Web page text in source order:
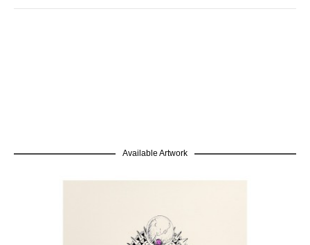
Available Artwork